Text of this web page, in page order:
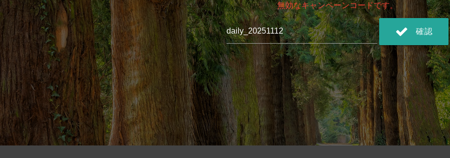
無効なキャンペーンコードです。
確認